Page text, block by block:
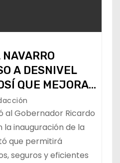
A DESNIVEL
QUE MEJORA
al Gobernador Ricardo
inauguración de la
que permitirá
seguros y eficientes